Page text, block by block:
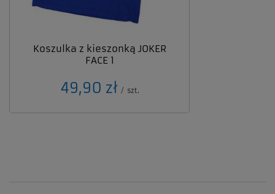
Koszulka z kieszonką JOKER
FACE 1
49,90 zł / szt.